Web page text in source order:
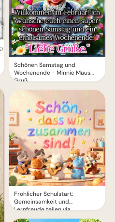
Schönen Samstag und
Wochenende - Minnie Maus
Gruß
Fröhlicher Schulstart:
Gemeinsamkeit und
Lernfreude teilen via
WhatsApp!